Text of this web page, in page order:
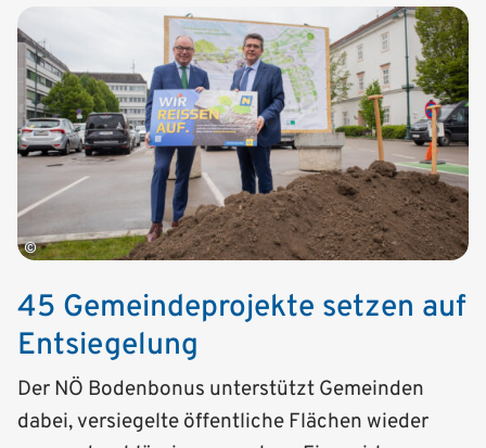
©
45 Gemeindeprojekte setzen auf
Entsiegelung
Der NÖ Bodenbonus unterstützt Gemeinden
dabei, versiegelte öffentliche Flächen wieder